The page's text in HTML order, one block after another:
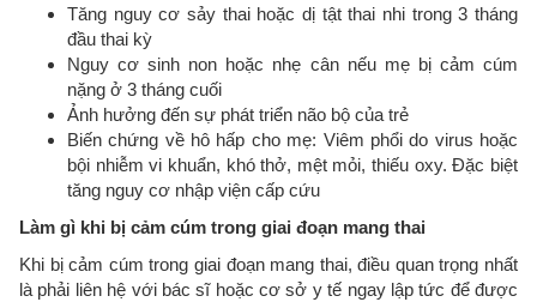
Tăng nguy cơ sảy thai hoặc dị tật thai nhi trong 3 tháng
đầu thai kỳ
Nguy cơ sinh non hoặc nhẹ cân nếu mẹ bị cảm cúm
nặng ở 3 tháng cuối
Ảnh hưởng đến sự phát triển não bộ của trẻ
Biến chứng về hô hấp cho mẹ: Viêm phổi do virus hoặc
bội nhiễm vi khuẩn, khó thở, mệt mỏi, thiếu oxy. Đặc biệt
tăng nguy cơ nhập viện cấp cứu
Làm gì khi bị cảm cúm trong giai đoạn mang thai
Khi bị cảm cúm trong giai đoạn mang thai, điều quan trọng nhất
là phải liên hệ với bác sĩ hoặc cơ sở y tế ngay lập tức để được